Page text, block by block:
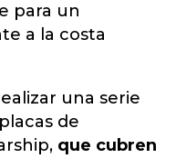
para un
a la costa
una serie
de
que cubren